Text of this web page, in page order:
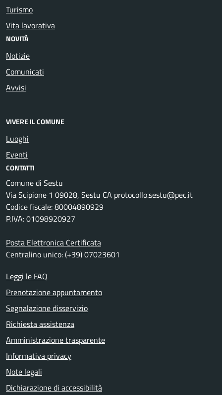
Turismo
Vita lavorativa
NOVITÀ
Notizie
Comunicati
Avvisi
VIVERE IL COMUNE
Luoghi
Eventi
CONTATTI
Comune di Sestu
Via Scipione 1 09028, Sestu CA protocollo.sestu@pec.it
Codice fiscale: 80004890929
P.IVA: 01098920927
Posta Elettronica Certificata
Centralino unico: (+39) 07023601
Leggi le FAQ
Prenotazione appuntamento
Segnalazione disservizio
Richiesta assistenza
Amministrazione trasparente
Informativa privacy
Note legali
Dichiarazione di accessibilità